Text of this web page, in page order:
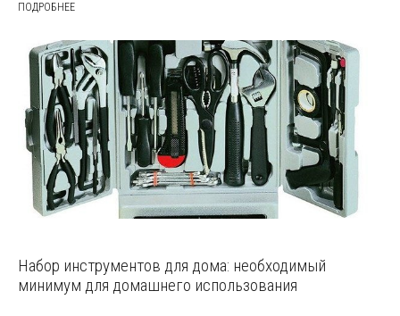
ПОДРОБНЕЕ
Набор инструментов для дома: необходимый
минимум для домашнего использования